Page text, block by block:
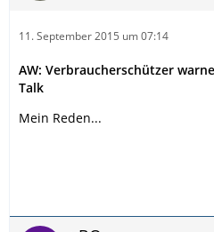
11. September 2015 um 07:14
AW: Verbraucherschützer
Talk
Mein Reden...